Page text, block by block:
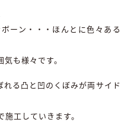
ーン・・・ほんとに色々ある
も様々です。
る凸と凹のくぼみが両サイド
工していきます。